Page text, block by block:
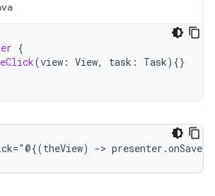
{
(view : View, task : Task){}
->